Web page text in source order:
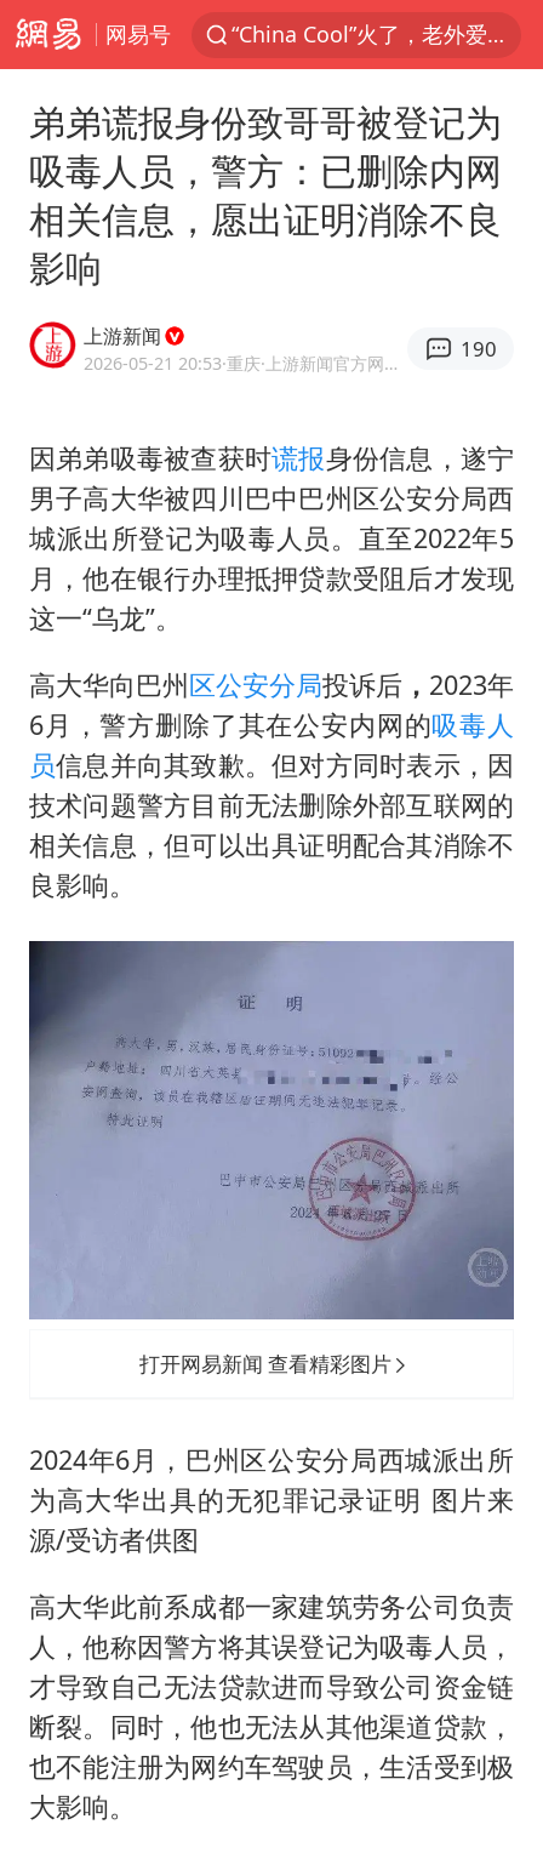
网易号
“China Cool”火了，老外爱上中国避暑游
伊斯兰版北约来了吗
新疆阿克苏地震
香港宏福苑火灾或由烟头引起
浙江台州《告全体市民书》
周末打虎 宋致远被查
多所高校取消艺考
陕西柞水泥石流已致2死 仍有1人失联
上半年国内居民出游人次34.63亿
“南湖号”盾构机下线
店主称换“青海拉面”招牌后生意更好
泰国初中生饮弹自尽前开了26枪
习近平心系体育强国建设
弟弟谎报身份致哥哥被登记为
吸毒人员，警方：已删除内网
相关信息，愿出证明消除不良
影响
上游新闻
2026-05-21 20:53·重庆 ·上游新闻官方网易号
190
因弟弟吸毒被查获时谎报身份信息，遂宁
男子高大华被四川巴中巴州区公安分局西
城派出所登记为吸毒人员。直至2022年5
月，他在银行办理抵押贷款受阻后才发现
这一“乌龙”。
高大华向巴州区公安分局投诉后 ， 2023年
6月，警方删除了其在公安内网的吸毒人
员信息并向其致歉。但对方同时表示，因
技术问题警方目前无法删除外部互联网的
相关信息，但可以出具证明配合其消除不
良影响。
打开网易新闻 查看精彩图片
2024年6月，巴州区公安分局西城派出所
为高大华出具的无犯罪记录证明 图片来
源/受访者供图
高大华此前系成都一家建筑劳务公司负责
人，他称因警方将其误登记为吸毒人员，
才导致自己无法贷款进而导致公司资金链
断裂。同时，他也无法从其他渠道贷款，
也不能注册为网约车驾驶员，生活受到极
大影响。